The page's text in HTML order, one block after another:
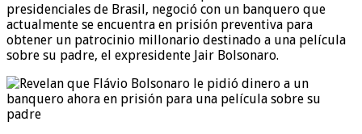
presidenciales de Brasil, negoció con un banquero que
actualmente se encuentra en prisión preventiva para
obtener un patrocinio millonario destinado a una película
sobre su padre, el expresidente Jair Bolsonaro.